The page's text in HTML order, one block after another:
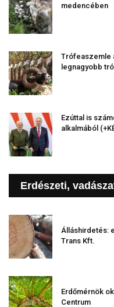
medencében
Trófeaszemle
legnagyobb
Ezúttal is
alkalmából
Erdészeti,
Álláshirdetés:
Trans Kft.
Erdőmérnök
Centrum